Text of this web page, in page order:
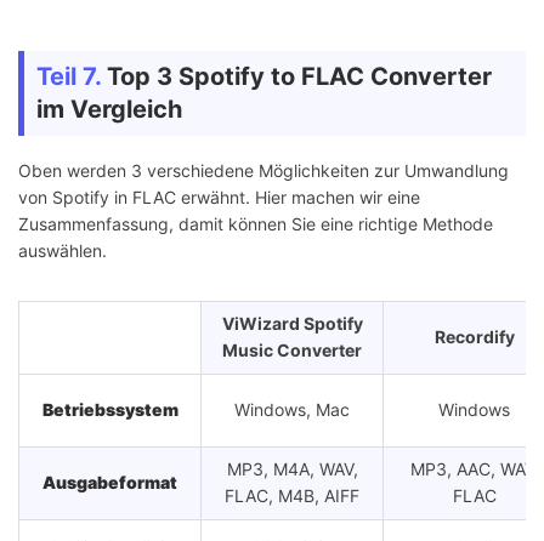
Teil 7. Top 3 Spotify to FLAC Converter
im Vergleich
Oben werden 3 verschiedene Möglichkeiten zur Umwandlung
von Spotify in FLAC erwähnt. Hier machen wir eine
Zusammenfassung, damit können Sie eine richtige Methode
auswählen.
ViWizard Spotify
Music Converter
Recordify
Betriebssystem Windows, Mac Windows
Ausgabeformat
MP3, M4A, WAV,
FLAC, M4B, AIFF
MP3, AAC, WAV,
FLAC